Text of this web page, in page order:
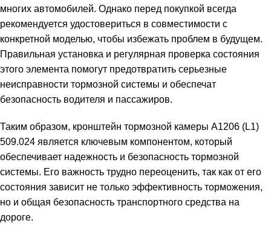
многих автомобилей. Однако перед покупкой всегда
рекомендуется удостовериться в совместимости с
конкретной моделью, чтобы избежать проблем в будущем.
Правильная установка и регулярная проверка состояния
этого элемента помогут предотвратить серьезные
неисправности тормозной системы и обеспечат
безопасность водителя и пассажиров.
Таким образом, кронштейн тормозной камеры A1206 (L1)
509.024 является ключевым компонентом, который
обеспечивает надежность и безопасность тормозной
системы. Его важность трудно переоценить, так как от его
состояния зависит не только эффективность торможения,
но и общая безопасность транспортного средства на
дороге.